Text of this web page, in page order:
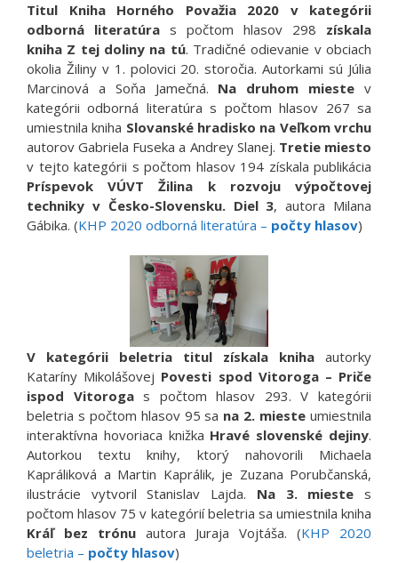
Titul Kniha Horného Považia 2020 v kategórii
odborná literatúra s počtom hlasov 298 získala
kniha Z tej doliny na tú. Tradičné odievanie v obciach
okolia Žiliny v 1. polovici 20. storočia. Autorkami sú Júlia
Marcinová a Soňa Jamečná. Na druhom mieste v
kategórii odborná literatúra s počtom hlasov 267 sa
umiestnila kniha Slovanské hradisko na Veľkom vrchu
autorov Gabriela Fuseka a Andrey Slanej. Tretie miesto
v tejto kategórii s počtom hlasov 194 získala publikácia
Príspevok VÚVT Žilina k rozvoju výpočtovej
techniky v Česko-Slovensku. Diel 3, autora Milana
Gábika. (KHP 2020 odborná literatúra – počty hlasov)
V kategórii beletria titul získala kniha autorky
Kataríny Mikolášovej Povesti spod Vitoroga – Priče
ispod Vitorogas počtom hlasov 293. V kategórii
beletria s počtom hlasov 95 sa na 2. mieste umiestnila
interaktívna hovoriaca knižka Hravé slovenské dejiny.
Autorkou textu knihy, ktorý nahovorili Michaela
Kapráliková a Martin Kaprálik, je Zuzana Porubčanská,
ilustrácie vytvoril Stanislav Lajda. Na 3. mieste s
počtom hlasov 75 v kategórií beletria sa umiestnila kniha
Kráľ bez trónu autora Juraja Vojtáša. (KHP 2020
beletria – počty hlasov)